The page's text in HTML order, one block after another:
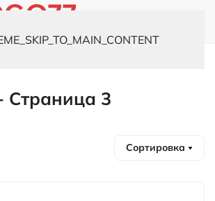
Страница 3
Сортировка